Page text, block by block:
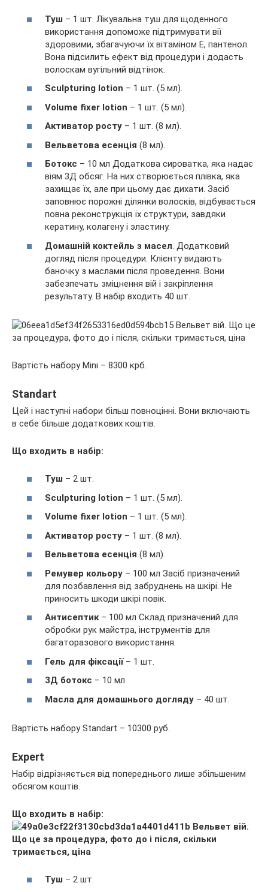
Туш – 1 шт. Лікувальна туш для щоденного
використання допоможе підтримувати вії
здоровими, збагачуючи їх вітаміном Е, пантенол.
Вона підсилить ефект від процедури і додасть
волоскам вугільний відтінок.
Sculpturing lotion – 1 шт. (5 мл).
Volume fixer lotion – 1 шт. (5 мл).
Активатор росту – 1 шт. (8 мл).
Вельветова есенція (8 мл).
Ботокс – 10 мл Додаткова сироватка, яка надає
віям 3Д обсяг. На них створюється плівка, яка
захищає їх, але при цьому дає дихати. Засіб
заповнює порожні ділянки волосків, відбувається
повна реконструкція їх структури, завдяки
кератину, колагену і эластину.
Домашній коктейль з масел. Додатковий
догляд після процедури. Клієнту видають
баночку з маслами після проведення. Вони
забезпечать зміцнення вій і закріплення
результату. В набір входить 40 шт.
Вартість набору Mini – 8300 крб.
Standart
Цей і наступні набори більш повноцінні. Вони включають
в себе більше додаткових коштів.
Що входить в набір:
Туш – 2 шт.
Sculpturing lotion – 1 шт. (5 мл).
Volume fixer lotion – 1 шт. (5 мл).
Активатор росту – 1 шт. (8 мл).
Вельветова есенція (8 мл).
Ремувер кольору – 100 мл Засіб призначений
для позбавлення від забруднень на шкірі. Не
приносить шкоди шкірі повік.
Антисептик– 100 мл Склад призначений для
обробки рук майстра, інструментів для
багаторазового використання.
Гель для фіксації– 1 шт.
3Д ботокс – 10 мл
Масла для домашнього догляду – 40 шт.
Вартість набору Standart – 10300 руб.
Expert
Набір відрізняється від попереднього лише збільшеним
обсягом коштів.
Що входить в набір:
Туш – 2 шт.